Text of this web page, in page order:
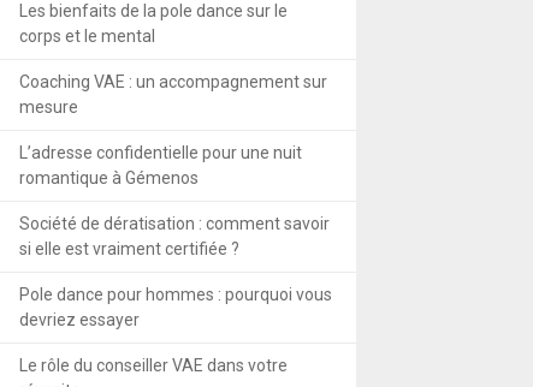
Les bienfaits de la pole dance sur le
corps et le mental
Coaching VAE : un accompagnement sur
mesure
L’adresse confidentielle pour une nuit
romantique à Gémenos
Société de dératisation : comment savoir
si elle est vraiment certifiée ?
Pole dance pour hommes : pourquoi vous
devriez essayer
Le rôle du conseiller VAE dans votre